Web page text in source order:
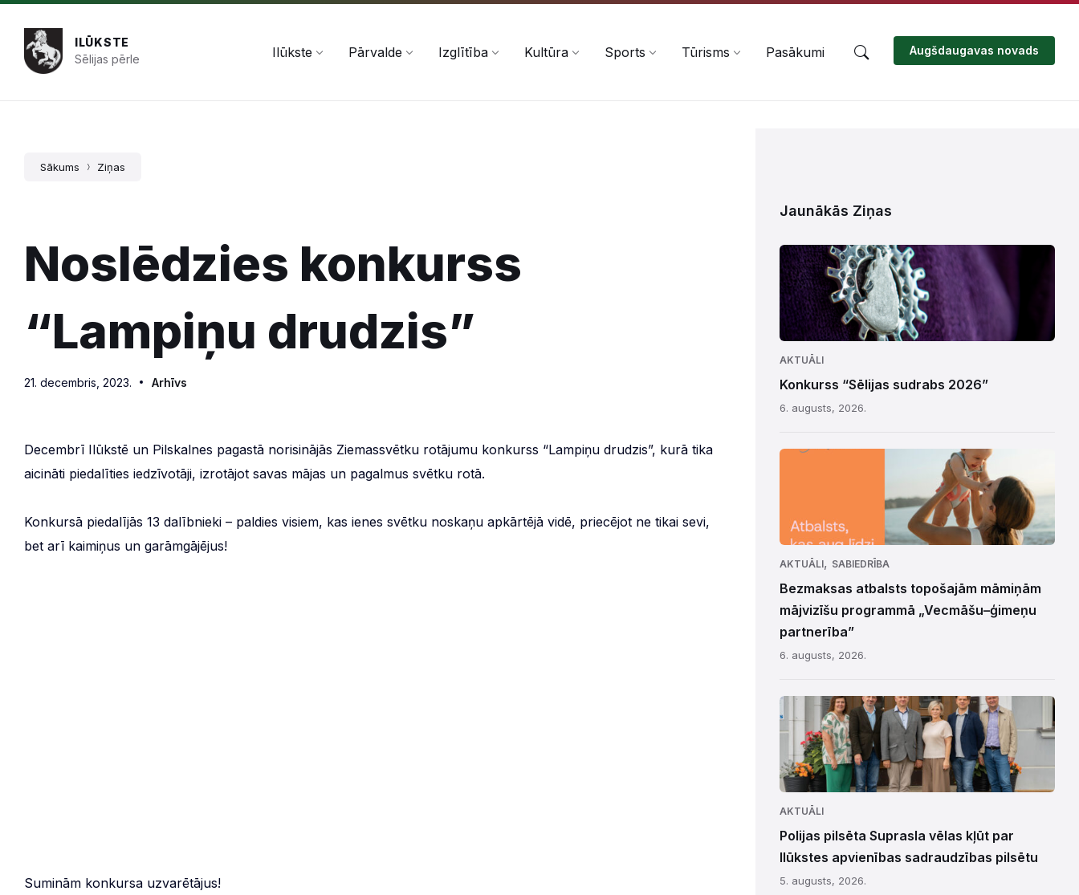
Pāriet
saturu
Skip
navigation
Skip
footer
ILŪKSTE
Sēlijas pērle
Ilūkste Pārvalde Izglītība Kultūra Sports Tūrisms Pasākumi Augšdaugavas novads
Sākums Ziņas
Noslēdzies konkurss
“Lampiņu drudzis”
21. decembris, 2023. Arhīvs
Decembrī Ilūkstē un Pilskalnes pagastā norisinājās Ziemassvētku rotājumu konkurss “Lampiņu drudzis”, kurā tika
aicināti piedalīties iedzīvotāji, izrotājot savas mājas un pagalmus svētku rotā.
Konkursā piedalījās 13 dalībnieki – paldies visiem, kas ienes svētku noskaņu apkārtējā vidē, priecējot ne tikai sevi,
bet arī kaimiņus un garāmgājējus!
Suminām konkursa uzvarētājus!
Jaunākās Ziņas
AKTUĀLI
Konkurss “Sēlijas sudrabs 2026”
6. augusts, 2026.
AKTUĀLI, SABIEDRĪBA
Bezmaksas atbalsts topošajām māmiņām
mājvizīšu programmā „Vecmāšu–ģimeņu
partnerība”
6. augusts, 2026.
AKTUĀLI
Polijas pilsēta Suprasla vēlas kļūt par
Ilūkstes apvienības sadraudzības pilsētu
5. augusts, 2026.